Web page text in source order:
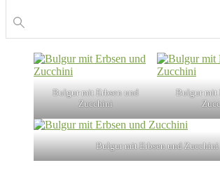
Bulgur mit Erbsen und
Zucchini
Bulgur mit
Bulgur mit Erbsen und Zucchini